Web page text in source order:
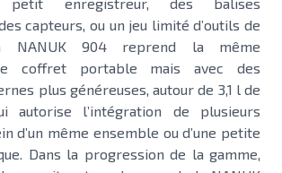
capteurs, ou un jeu limité d’outils de
NANUK 904 reprend la même
coffret portable mais avec des
plus généreuses, autour de 3,1 l de
autorise l’intégration de plusieurs
d’un même ensemble ou d’une petite
Dans la progression de la gamme,